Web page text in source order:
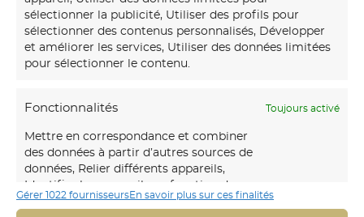
sélectionner la publicité, Utiliser des profils pour
sélectionner des contenus personnalisés, Développer
et améliorer les services, Utiliser des données limitées
pour sélectionner le contenu.
Fonctionnalités Toujours activé
Mettre en correspondance et combiner
des données à partir d’autres sources de
données, Relier différents appareils,
Identifier les appareils en fonction des
informations transmises
Gérer 1022 fournisseursEn savoir plus sur ces finalités
Notremaison d’art mural créations transforme vos
murs avec des fresques et papiers peints sur-mesure,
uniques et immersifs.